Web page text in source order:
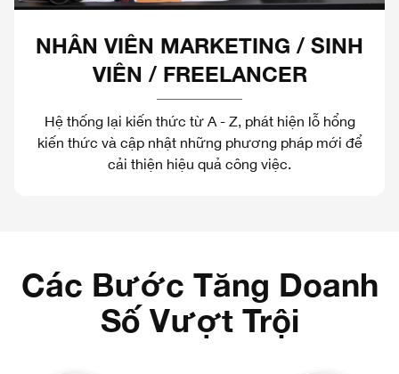
NHÂN VIÊN MARKETING / SINH
VIÊN / FREELANCER
Hệ thống lại kiến thức từ A - Z, phát hiện lỗ hổng
kiến thức và cập nhật những phương pháp mới để
cải thiện hiệu quả công việc.
Các Bước Tăng Doanh
Số Vượt Trội